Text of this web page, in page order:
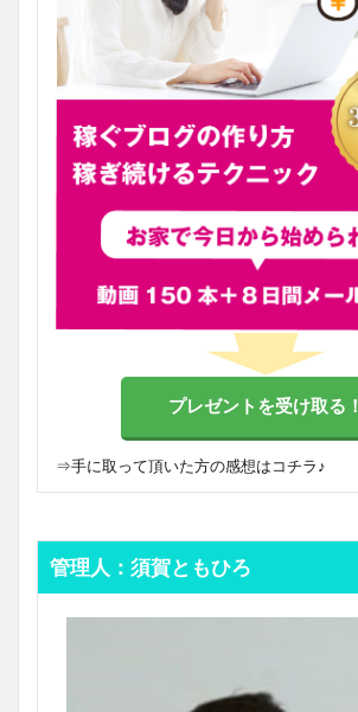
プレゼントを受け取る！
⇒手に取って頂いた方の感想はコチラ♪
管理人：須賀ともひろ